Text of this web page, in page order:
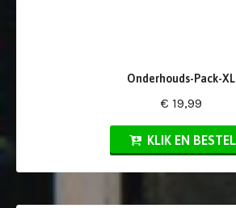
Onderhouds-Pack-XL
€ 19,99
KLIK EN BESTEL